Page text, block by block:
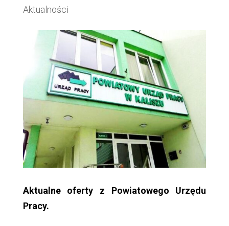
Aktualności
Aktualne oferty z Powiatowego Urzędu
Pracy.